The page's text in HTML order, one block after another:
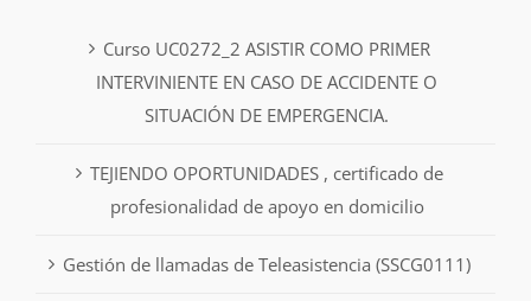
Curso UC0272_2 ASISTIR COMO PRIMER
INTERVINIENTE EN CASO DE ACCIDENTE O
SITUACIÓN DE EMPERGENCIA.
TEJIENDO OPORTUNIDADES , certificado de
profesionalidad de apoyo en domicilio
Gestión de llamadas de Teleasistencia (SSCG0111)